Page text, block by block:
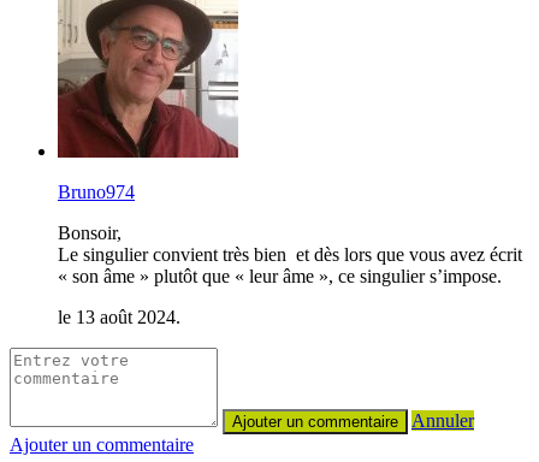
Bruno974
Bonsoir,
Le singulier convient très bien et dès lors que vous avez écrit
« son âme » plutôt que « leur âme », ce singulier s’impose.
le 13 août 2024.
Annuler
Ajouter un commentaire